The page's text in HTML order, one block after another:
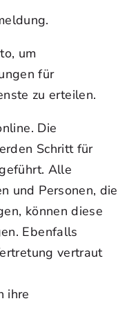
um
für
zu erteilen.
Die
Schritt für
Alle
und Personen, die
können diese
Ebenfalls
vertraut
ihre